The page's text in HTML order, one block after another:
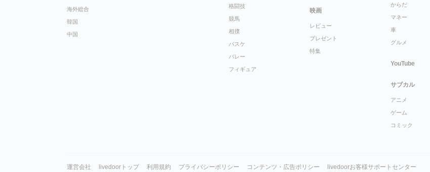
海外総合
韓国
中国
格闘技
競馬
相撲
バスケ
バレー
フィギュア
映画
レビュー
プレゼント
特集
からだ
マネー
車
グルメ
YouTube
サブカル
アニメ
ゲーム
コミック
運営会社 livedoorトップ 利用規約 プライバシーポリシー コンテンツ・広告ポリシー livedoorお客様サポートセンター